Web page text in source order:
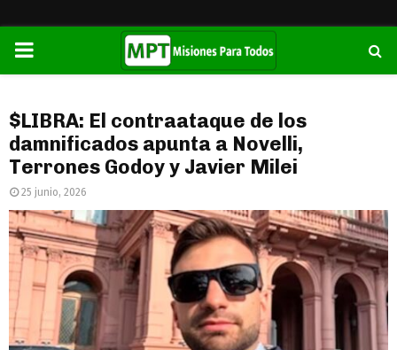
PRIMARY
$LIBRA: El contraataque de los
damnificados apunta a Novelli,
Terrones Godoy y Javier Milei
25 junio, 2026